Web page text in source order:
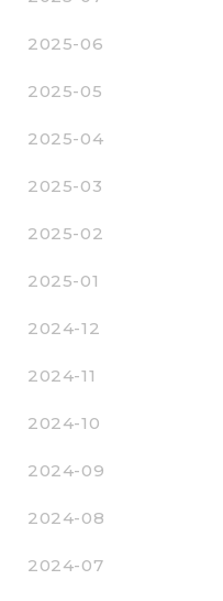
2025-06
2025-05
2025-04
2025-03
2025-02
2025-01
2024-12
2024-11
2024-10
2024-09
2024-08
2024-07